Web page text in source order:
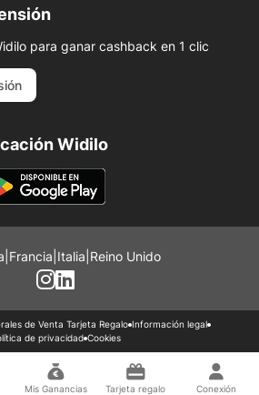
para ganar cashback en 1 clic
Widilo
Francia Italia Reino Unido
de Venta Tarjeta Regalo Información legal
de privacidad Cookies
Mis Ganancias Tarjeta regalo Conexión